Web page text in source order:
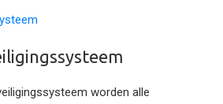
worden alle